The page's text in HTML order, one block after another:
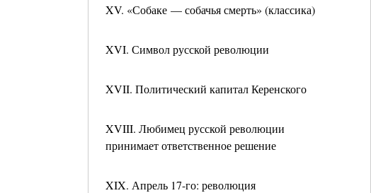
XV. «Собаке — собачья смерть» (классика)
XVI. Символ русской революции
XVII. Политический капитал Керенского
XVIII. Любимец русской революции
принимает ответственное решение
XIX. Апрель 17-го: революция